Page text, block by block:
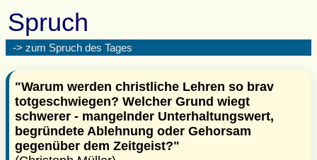
Spruch
-> zum Spruch des Tages
"Warum werden christliche Lehren so brav
totgeschwiegen? Welcher Grund wiegt
schwerer - mangelnder Unterhaltungswert,
begründete Ablehnung oder Gehorsam
gegenüber dem Zeitgeist?"